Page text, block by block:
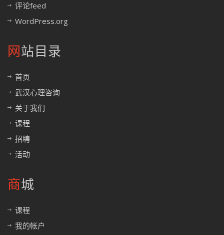
评论feed
WordPress.org
网站目录
首页
武汉心理咨询
关于我们
课程
招聘
活动
商城
课程
我的帐户